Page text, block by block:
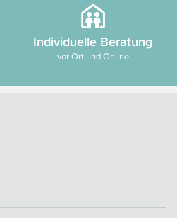
Individuelle Beratung
vor Ort und Online